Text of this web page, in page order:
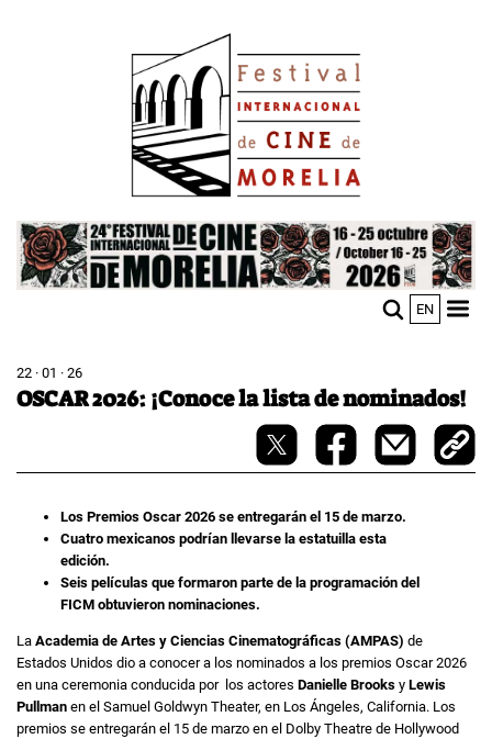
Image
EN
22 · 01 · 26
OSCAR 2026: ¡Conoce la lista de nominados!
Los Premios Oscar 2026 se entregarán el 15 de marzo.
Cuatro mexicanos podrían llevarse la estatuilla esta
edición.
Seis películas que formaron parte de la programación del
FICM obtuvieron nominaciones.
La Academia de Artes y Ciencias Cinematográficas (AMPAS) de
Estados Unidos dio a conocer a los nominados a los premios Oscar 2026
en una ceremonia conducida por los actores Danielle Brooks y Lewis
Pullman en el Samuel Goldwyn Theater, en Los Ángeles, California. Los
premios se entregarán el 15 de marzo en el Dolby Theatre de Hollywood